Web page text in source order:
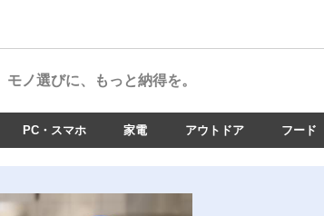
モノ選びに、もっと納得を。
PC・スマホ 家電 アウトドア フード